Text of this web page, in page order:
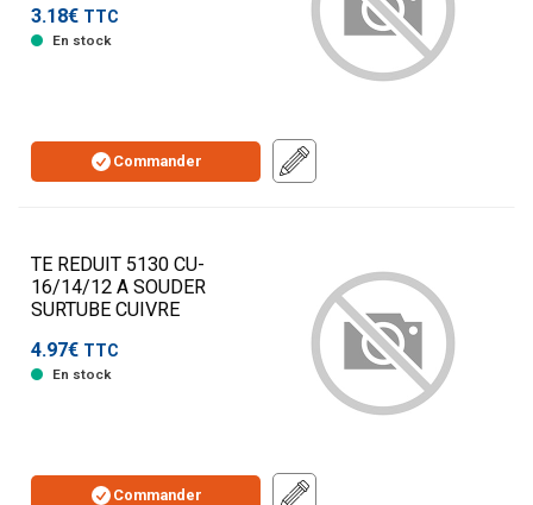
3.18€ TTC
En stock
Commander
TE REDUIT 5130 CU-
16/14/12 A SOUDER
SURTUBE CUIVRE
4.97€ TTC
En stock
Commander